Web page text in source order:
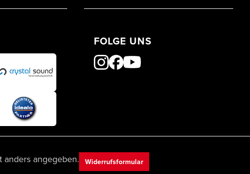
FOLGE UNS
angegeben. Widerrufsformular